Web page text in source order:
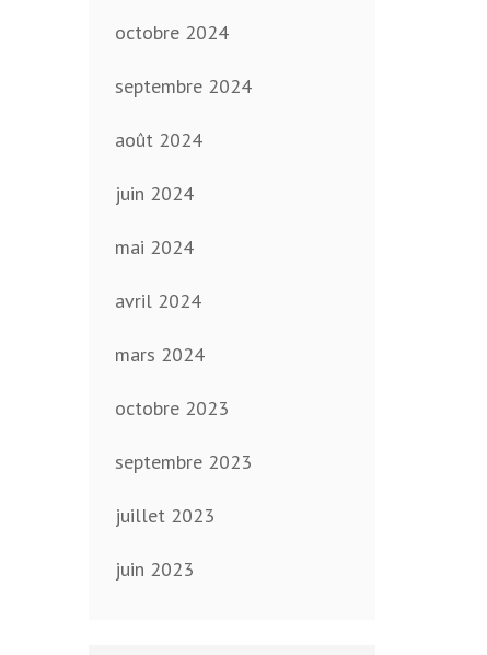
octobre 2024
septembre 2024
août 2024
juin 2024
mai 2024
avril 2024
mars 2024
octobre 2023
septembre 2023
juillet 2023
juin 2023